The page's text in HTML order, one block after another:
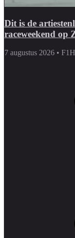
Dit is de
raceweekend op
7 augustus 2026 •